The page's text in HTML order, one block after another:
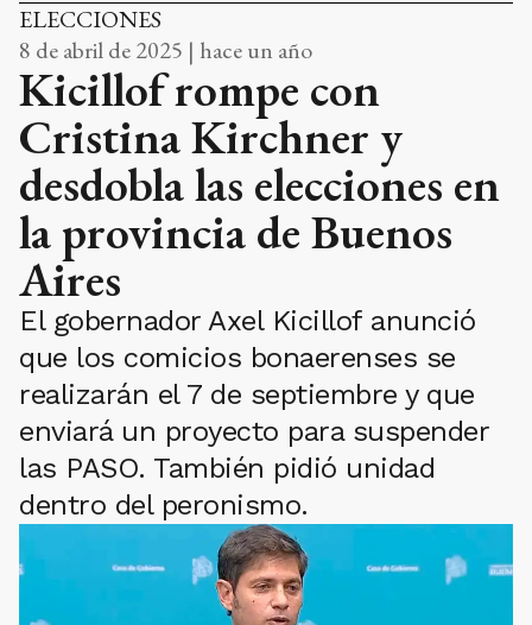
ELECCIONES
8 de abril de 2025 | hace un año
Kicillof rompe con
Cristina Kirchner y
desdobla las elecciones en
la provincia de Buenos
Aires
El gobernador Axel Kicillof anunció
que los comicios bonaerenses se
realizarán el 7 de septiembre y que
enviará un proyecto para suspender
las PASO. También pidió unidad
dentro del peronismo.